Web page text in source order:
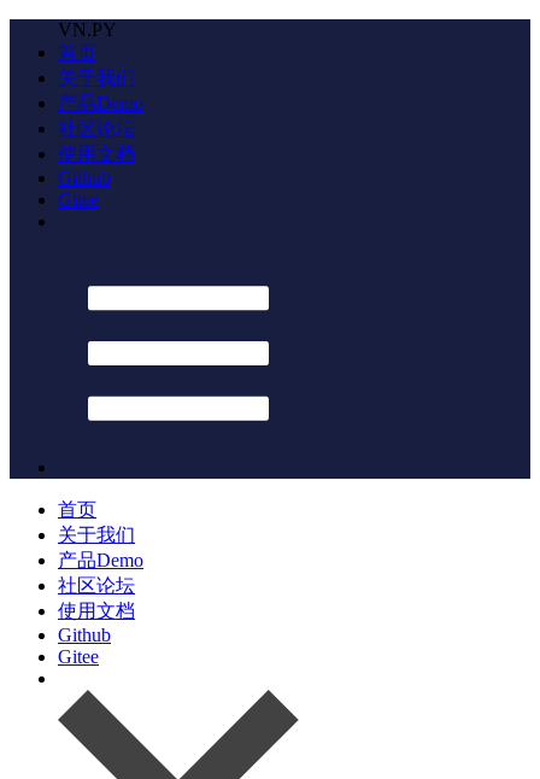
VN.PY
首页
关于我们
产品Demo
社区论坛
使用文档
Github
Gitee
首页
关于我们
产品Demo
社区论坛
使用文档
Github
Gitee